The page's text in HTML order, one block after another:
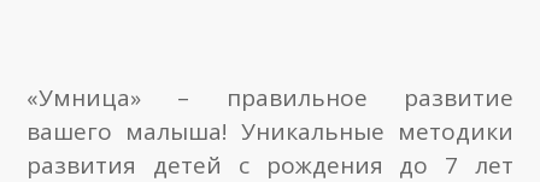
«Умница» – правильное развитие
вашего малыша! Уникальные методики
развития детей с рождения до 7 лет